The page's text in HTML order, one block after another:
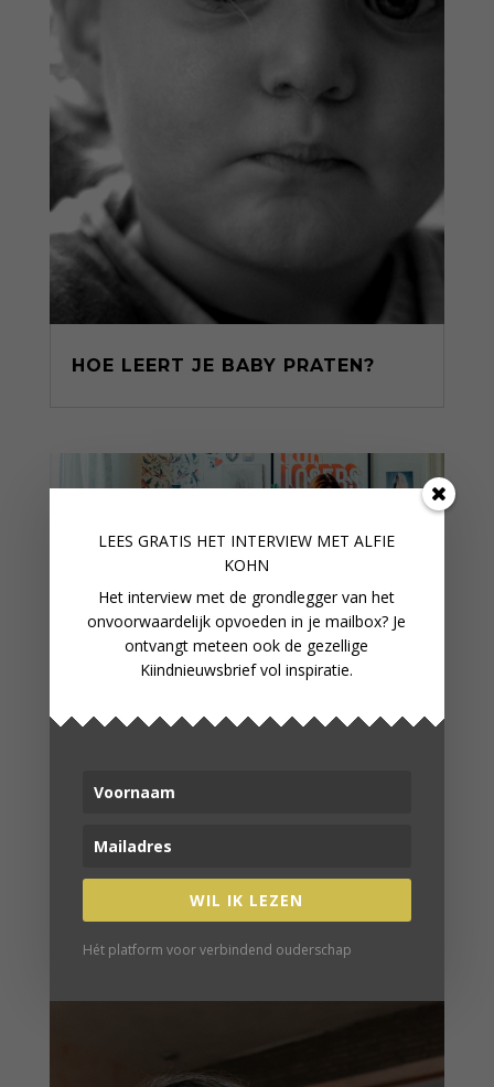
HOE LEERT JE BABY PRATEN?
LAAT ONS MET RUST
LEES GRATIS HET INTERVIEW MET ALFIE
KOHN
Het interview met de grondlegger van het
onvoorwaardelijk opvoeden in je mailbox? Je
ontvangt meteen ook de gezellige
Kiindnieuwsbrief vol inspiratie.
WIL IK LEZEN
Hét platform voor verbindend ouderschap